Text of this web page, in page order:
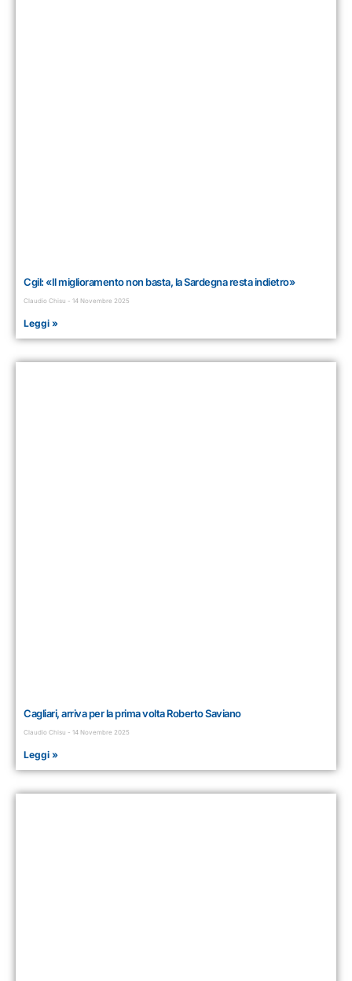
Cgil: «Il miglioramento non basta, la Sardegna resta indietro»
Claudio Chisu 14 Novembre 2025
Leggi »
Cagliari, arriva per la prima volta Roberto Saviano
Claudio Chisu 14 Novembre 2025
Leggi »